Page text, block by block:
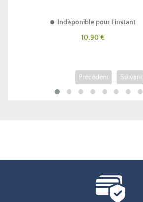
Indisponible pour l'instant
Prix
10,90 €
Précédent Suivant